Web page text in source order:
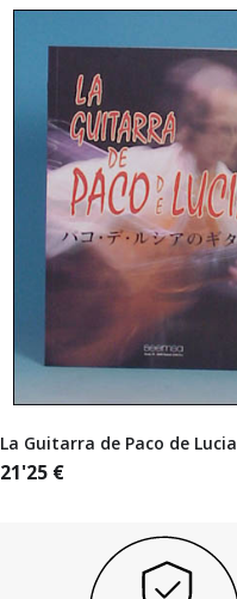
La Guitarra de Paco de Lucia
21'25 €